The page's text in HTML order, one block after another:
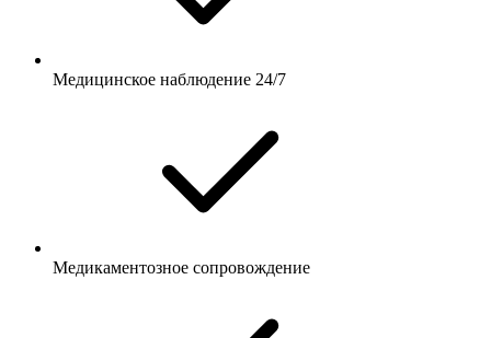
Медицинское наблюдение 24/7
Медикаментозное сопровождение